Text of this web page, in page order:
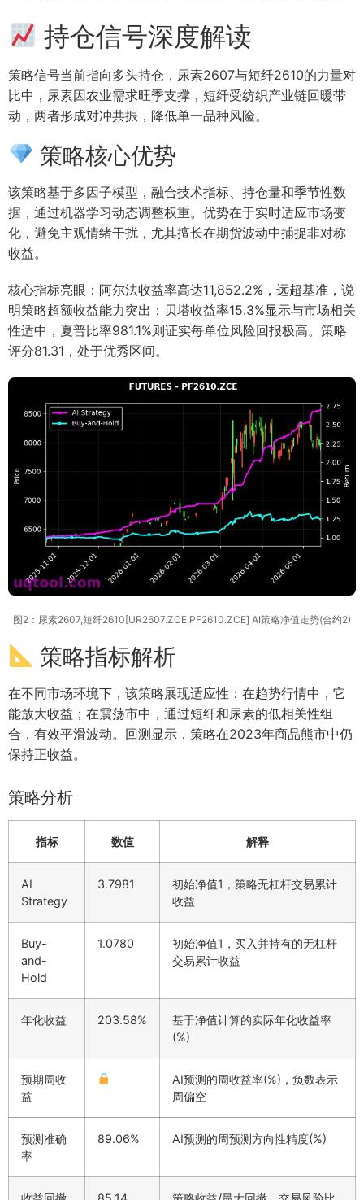
持仓信号深度解读
策略信号当前指向多头持仓，尿素2607与短纤2610的力量对
比中，尿素因农业需求旺季支撑，短纤受纺织产业链回暖带
动，两者形成对冲共振，降低单一品种风险。
策略核心优势
该策略基于多因子模型，融合技术指标、持仓量和季节性数
据，通过机器学习动态调整权重。优势在于实时适应市场变
化，避免主观情绪干扰，尤其擅长在期货波动中捕捉非对称
收益。
核心指标亮眼：阿尔法收益率高达11,852.2%，远超基准，说
明策略超额收益能力突出；贝塔收益率15.3%显示与市场相关
性适中，夏普比率981.1%则证实每单位风险回报极高。策略
评分81.31，处于优秀区间。
图2：尿素2607,短纤2610[UR2607.ZCE,PF2610.ZCE] AI策略净值走势(合约2)
策略指标解析
在不同市场环境下，该策略展现适应性：在趋势行情中，它
能放大收益；在震荡市中，通过短纤和尿素的低相关性组
合，有效平滑波动。回测显示，策略在2023年商品熊市中仍
保持正收益。
策略分析
指标 数值 解释
AI
Strategy
3.7981
初始净值1，策略无杠杆交易累计
收益
Buy-
and-
Hold
1.0780
初始净值1，买入并持有的无杠杆
交易累计收益
年化收益 203.58%
基于净值计算的实际年化收益率
(%)
预期周收
益
AI预测的周收益率(%)，负数表示
周偏空
预测准确
率
89.06% AI预测的周预测方向性精度(%)